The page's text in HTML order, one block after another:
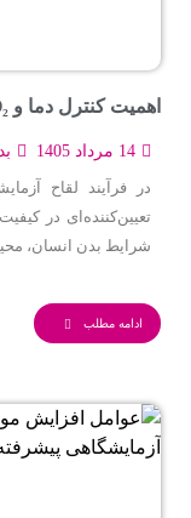
اهمیت کنترل دما و CO₂ در انکوباتورهای IVF
14 مرداد 1405
شرایط بدن انسان،
ادامه مطلب